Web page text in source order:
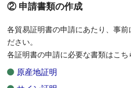
② 申請書類の作成
各貿易証明書の申請にあたり、事前
ださい。
各証明書の申請に必要な書類はこち
原産地証明